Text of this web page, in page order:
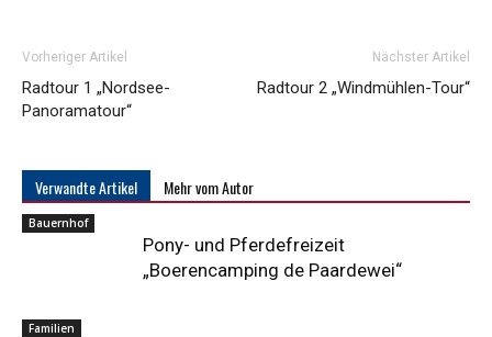
Vorheriger Artikel
Radtour 1 „Nordsee-
Panoramatour“
Nächster Artikel
Radtour 2 „Windmühlen-Tour“
Verwandte Artikel Mehr vom Autor
Bauernhof
Pony- und Pferdefreizeit
„Boerencamping de Paardewei“
Familien